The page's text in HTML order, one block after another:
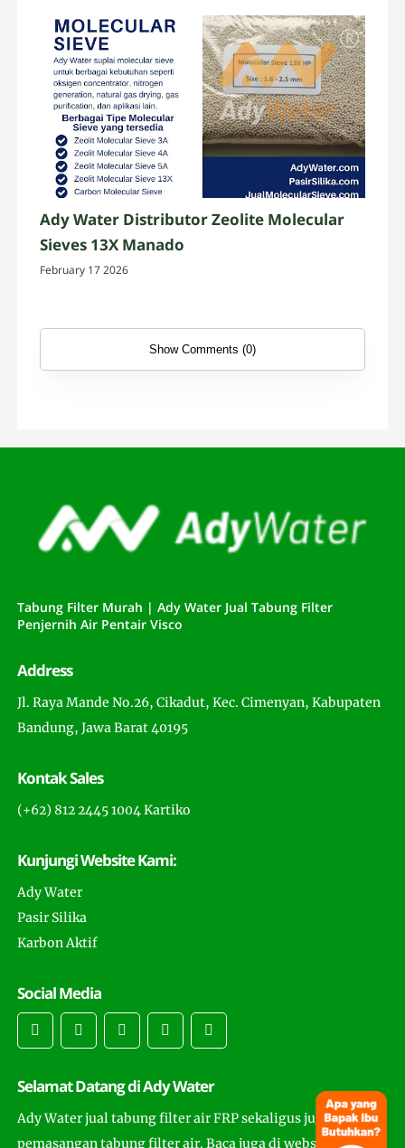
Ady Water Distributor Zeolite Molecular
Sieves 13X Manado
February 17 2026
Show Comments (0)
Tabung Filter Murah | Ady Water Jual Tabung Filter
Penjernih Air Pentair Visco
Address
Jl. Raya Mande No.26, Cikadut, Kec. Cimenyan, Kabupaten
Bandung, Jawa Barat 40195
Kontak Sales
(+62) 812 2445 1004 Kartiko
Kunjungi Website Kami:
Ady Water
Pasir Silika
Karbon Aktif
Social Media
Selamat Datang di Ady Water
Ady Water jual tabung filter air FRP sekaligus juga
pemasangan tabung filter air. Baca juga di website ini cara